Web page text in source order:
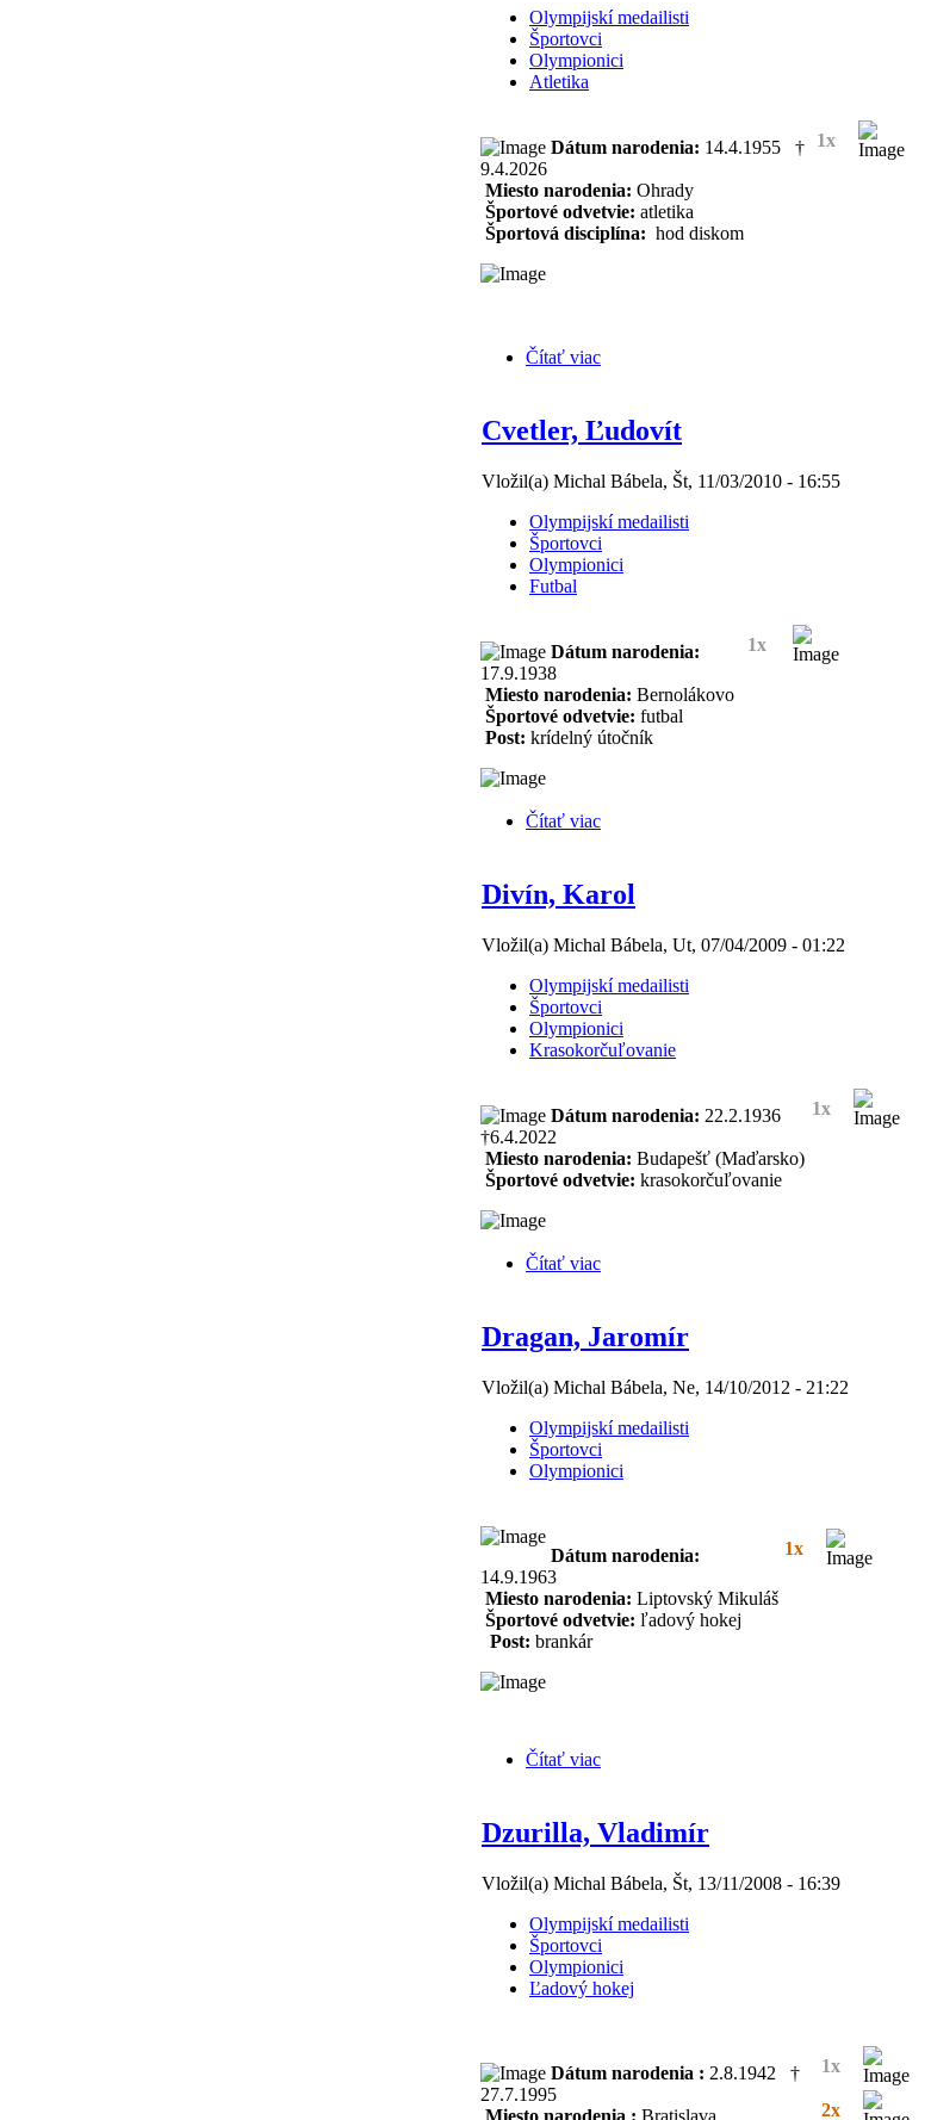
Olympijskí medailisti
Športovci
Olympionici
Atletika
Dátum narodenia: 14.4.1955 †
9.4.2026
Miesto narodenia: Ohrady
Športové odvetvie: atletika
Športová disciplína: hod diskom
1x
Čítať viac
Cvetler, Ľudovít
Vložil(a) Michal Bábela, Št, 11/03/2010 - 16:55
Olympijskí medailisti
Športovci
Olympionici
Futbal
Dátum narodenia:
17.9.1938
Miesto narodenia: Bernolákovo
Športové odvetvie: futbal
Post: krídelný útočník
1x
Čítať viac
Divín, Karol
Vložil(a) Michal Bábela, Ut, 07/04/2009 - 01:22
Olympijskí medailisti
Športovci
Olympionici
Krasokorčuľovanie
Dátum narodenia: 22.2.1936
†6.4.2022
Miesto narodenia: Budapešť (Maďarsko)
Športové odvetvie: krasokorčuľovanie
1x
Čítať viac
Dragan, Jaromír
Vložil(a) Michal Bábela, Ne, 14/10/2012 - 21:22
Olympijskí medailisti
Športovci
Olympionici
Dátum narodenia:
14.9.1963
Miesto narodenia: Liptovský Mikuláš
Športové odvetvie: ľadový hokej
Post: brankár
1x
Čítať viac
Dzurilla, Vladimír
Vložil(a) Michal Bábela, Št, 13/11/2008 - 16:39
Olympijskí medailisti
Športovci
Olympionici
Ľadový hokej
Dátum narodenia : 2.8.1942 †
27.7.1995
Miesto narodenia : Bratislava
1x
2x